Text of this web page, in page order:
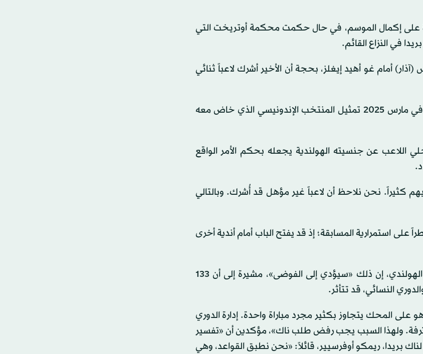
على إكمال الموسم، في حال حكمت محكمة أوتريخت التي
في النزاع القائم.
أمام غو أهيد إيغلز، بحجة أن الأخير أشرك لاعباً ثنائي
واللاعب المعني هو دين جيمس، المولود في هولندا، لكنه اختار في مارس 2025 تمثيل المنتخب الإندونيسي الذي خاض معه
اللاعب عن جنسيته الهولندية يجعله بحكم الأمر الواقع
كثيراً. نحن نلاحظ أن لاعباً غير مؤهل قد أُشرك. وبالتالي
استمرارية المسابقة؛ إذ قد يفتح الباب أمام أندية أخرى
وقالت ماريان فان ليوين، مديرة كرة القدم المحترفة في الاتحاد الهولندي، إن ذلك «سيؤدي إلى الفوضى»، مشيرة إلى أن 133
النسائي، قد تتأثر.
على المحك يتجاوز بكثير مجرد مباراة واحدة. إدارة الدوري
ولهذا السبب يجب رفض طلب ناك»، مؤكدين أن «تفسير
بريدا، ريمكو أوفرسيير، قائلاً: «نحن نطبق القواعد، وهي